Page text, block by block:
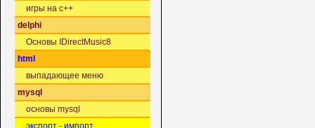
игры на c++
delphi
Основы IDirectMusic8
html
выпадающее меню
mysql
основы mysql
экспорт - импорт